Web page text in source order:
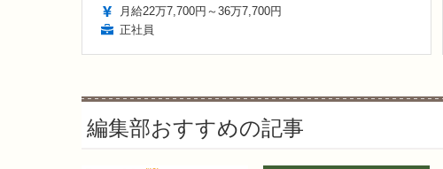
月給22万7,700円～36万7,700円
正社員
編集部おすすめの記事